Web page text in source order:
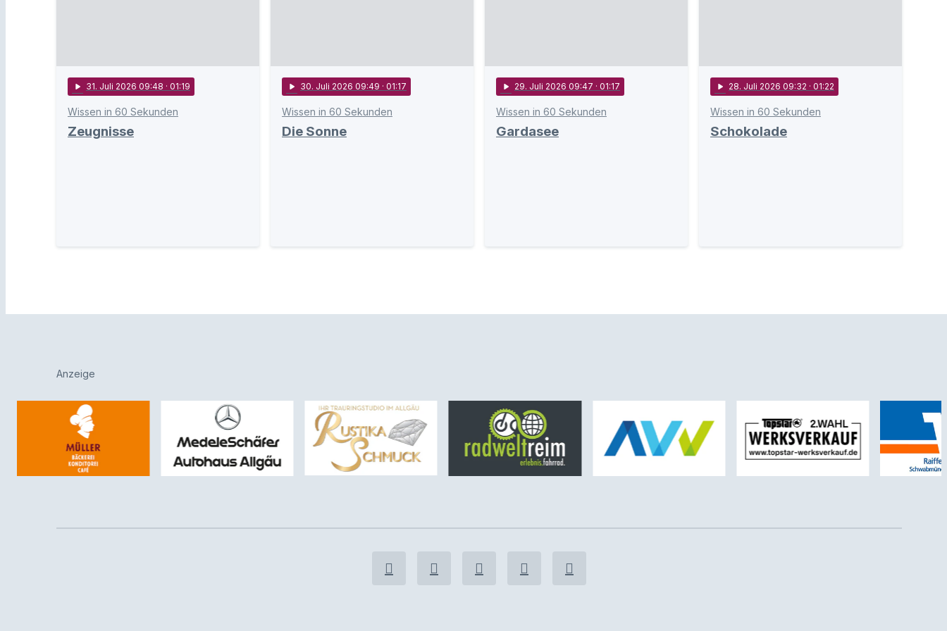
play_arrow 31. Juli 2026 09:48 · 01:19
Wissen in 60 Sekunden
Zeugnisse
play_arrow 30. Juli 2026 09:49 · 01:17
Wissen in 60 Sekunden
Die Sonne
play_arrow 29. Juli 2026 09:47 · 01:17
Wissen in 60 Sekunden
Gardasee
play_arrow 28. Juli 2026 09:32 · 01:22
Wissen in 60 Sekunden
Schokolade
Anzeige